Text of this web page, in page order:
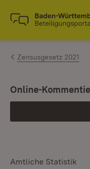
Zum Inhalt
Link zur Startseite
Zensusgesetz 2021
Online-
Amtliche Statistik